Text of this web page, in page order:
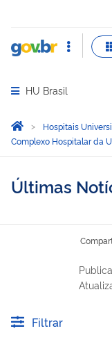
Abrir menu
HU Brasil
Você está aqui:
Página Inicial
Hospitais
Complexo Hospitalar da
Últimas
Filtrar